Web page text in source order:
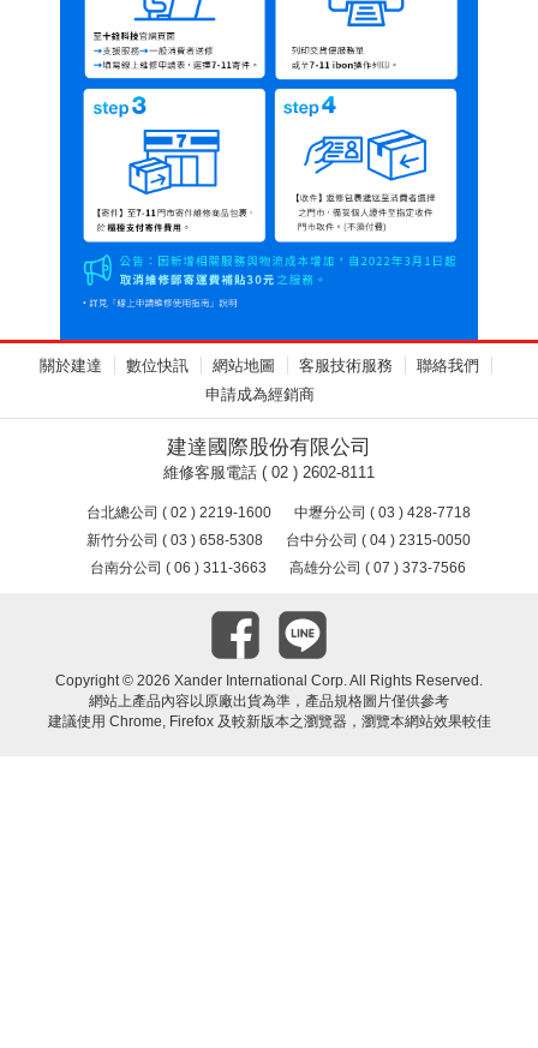
關於建達 數位快訊 網站地圖 客服技術服務
聯絡我們
申請成為經銷商
建達國際股份有限公司
維修客服電話 ( 02 ) 2602-8111
台北總公司 ( 02 ) 2219-1600
中壢分公司 ( 03 ) 428-7718
新竹分公司 ( 03 ) 658-5308
台中分公司 ( 04 ) 2315-0050
台南分公司 ( 06 ) 311-3663
高雄分公司 ( 07 ) 373-7566
Copyright © 2026 Xander International Corp. All Rights Reserved.
網站上產品內容以原廠出貨為準，產品規格圖片僅供參考
建議使用 Chrome, Firefox 及較新版本之瀏覽器，瀏覽本網站效果較佳